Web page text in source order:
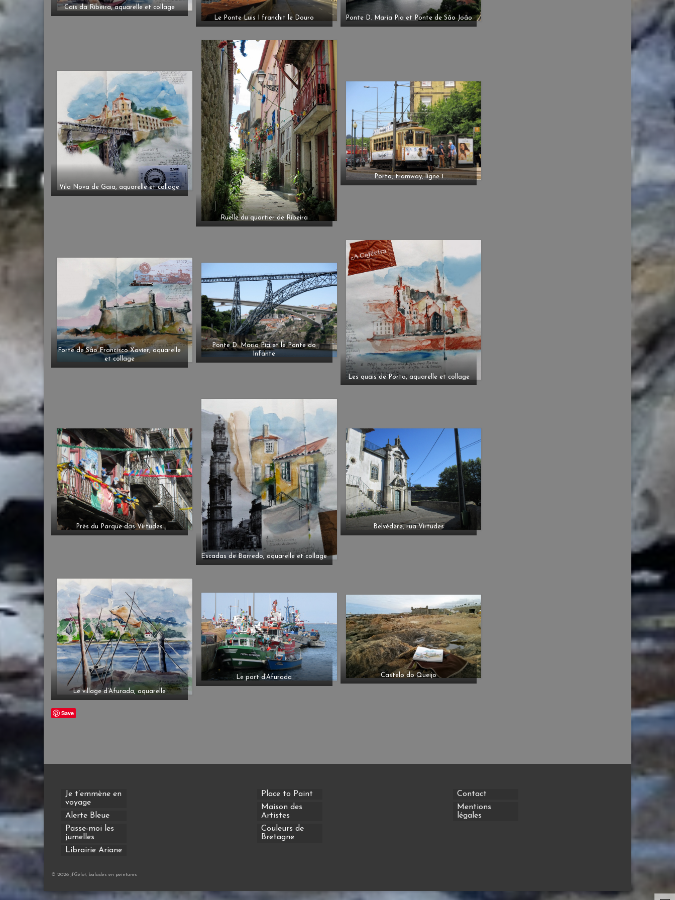
Cais da Ribeira, aquarelle et collage
Le Ponte Luis I franchit le Douro
Ponte D. Maria Pia et Ponte de Sâo Joâo
Vila Nova de Gaia, aquarelle et collage
Ruelle du quartier de Ribeira
Porto, tramway, ligne 1
Forte de Sâo Francisco Xavier, aquarelle
et collage
Ponte D. Maria Pia et le Ponte do
Infante
Les quais de Porto, aquarelle et collage
Près du Parque das Virtudes
Escadas de Barredo, aquarelle et collage
Belvédère, rua Virtudes
Le village d’Afurada, aquarelle
Le port d’Afurada Castelo do Queijo
Save
Je t’emmène en
voyage
Alerte Bleue
Passe-moi les
jumelles
Librairie Ariane
Place to Paint
Maison des
Artistes
Couleurs de
Bretagne
Contact
Mentions
légales
© 2026 jfGélot, balades en peintures